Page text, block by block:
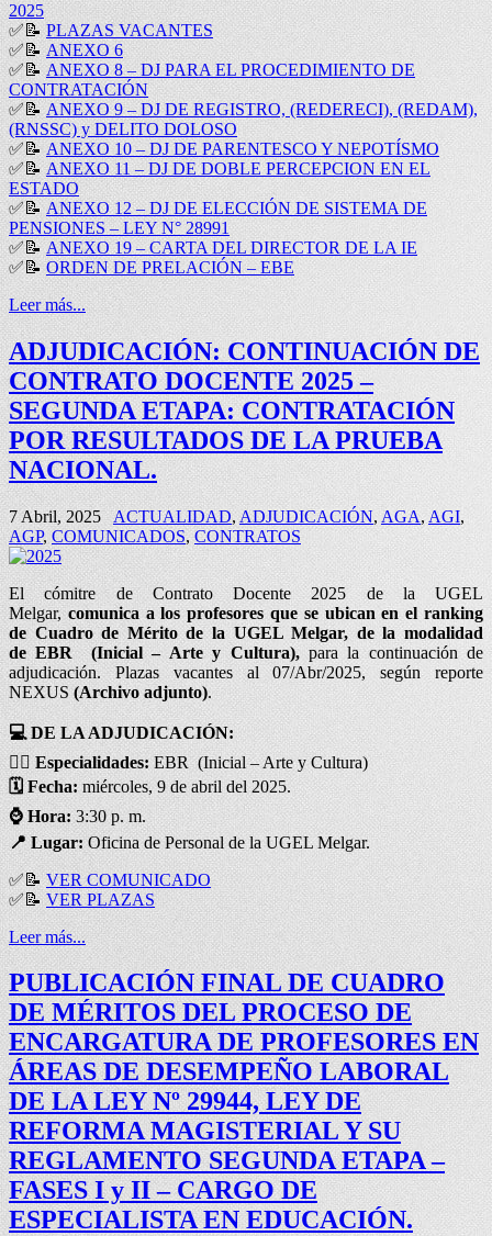
2025
✅ 📝PLAZAS VACANTES
✅ 📝ANEXO 6
✅📝ANEXO 8 – DJ PARA EL PROCEDIMIENTO DE
CONTRATACIÓN
✅ 📝 ANEXO 9 – DJ DE REGISTRO, (REDERECI), (REDAM),
(RNSSC) y DELITO DOLOSO
✅ 📝 ANEXO 10 – DJ DE PARENTESCO Y NEPOTÍSMO
✅📝ANEXO 11 – DJ DE DOBLE PERCEPCION EN EL
ESTADO
✅📝 ANEXO 12 – DJ DE ELECCIÓN DE SISTEMA DE
PENSIONES – LEY N° 28991
✅📝 ANEXO 19 – CARTA DEL DIRECTOR DE LA IE
✅📝ORDEN DE PRELACIÓN – EBE
Leer más...
ADJUDICACIÓN: CONTINUACIÓN DE
CONTRATO DOCENTE 2025 –
SEGUNDA ETAPA: CONTRATACIÓN
POR RESULTADOS DE LA PRUEBA
NACIONAL.
7 Abril, 2025 ACTUALIDAD,ADJUDICACIÓN, AGA, AGI,
AGP, COMUNICADOS,CONTRATOS
El cómitre de Contrato Docente 2025 de la UGEL
Melgar,comunica a los profesores que se ubican en el ranking
de Cuadro de Mérito de la UGEL Melgar, de la modalidad
de EBR (Inicial – Arte y Cultura),para la continuación de
adjudicación. Plazas vacantes al 07/Abr/2025, según reporte
NEXUS(Archivo adjunto).
💻 DE LA ADJUDICACIÓN:
✍🏻Especialidades:EBR (Inicial – Arte y Cultura)
🗓️Fecha:miércoles, 9 de abril del 2025.
⌚Hora:3:30 p. m.
📍Lugar: Oficina de Personal de la UGEL Melgar.
✅📝VER COMUNICADO
✅📝VER PLAZAS
Leer más...
PUBLICACIÓN FINAL DE CUADRO
DE MÉRITOS DEL PROCESO DE
ENCARGATURA DE PROFESORES EN
ÁREAS DE DESEMPEÑO LABORAL
DE LA LEY Nº 29944, LEY DE
REFORMA MAGISTERIAL Y SU
REGLAMENTO SEGUNDA ETAPA –
FASES I y II – CARGO DE
ESPECIALISTA EN EDUCACIÓN.